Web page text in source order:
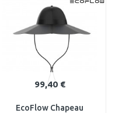
99,40 €
EcoFlow Chapeau